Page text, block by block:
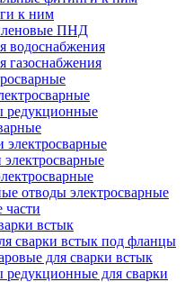
к ним
ПНД
водоснабжения
газоснабжения
редукционные
электросварные
отводы электросварные
части
встык
сварки встык под фланцы
для сварки встык
редукционные для сварки